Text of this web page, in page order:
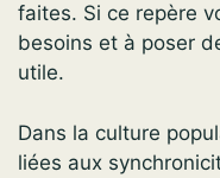
faites. Si ce repère
besoins et à poser
utile.
Dans la culture
liées aux